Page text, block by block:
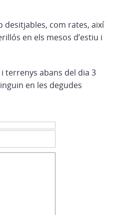
desitjables, com rates, així
en els mesos d’estiu i
terrenys abans del dia 3
en les degudes